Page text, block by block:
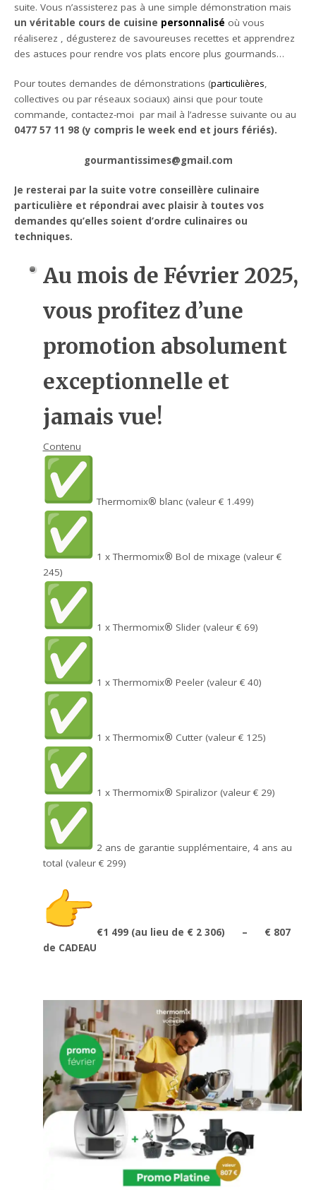
suite. Vous n’assisterez pas à une simple démonstration mais
un véritable cours de cuisine personnalisé où vous
réaliserez , dégusterez de savoureuses recettes et apprendrez
des astuces pour rendre vos plats encore plus gourmands…
Pour toutes demandes de démonstrations (particulières,
collectives ou par réseaux sociaux) ainsi que pour toute
commande, contactez-moi par mail à l’adresse suivante ou au
0477 57 11 98 (y compris le week end et jours fériés).
gourmantissimes@gmail.com
Je resterai par la suite votre conseillère culinaire
particulière et répondrai avec plaisir à toutes vos
demandes qu’elles soient d’ordre culinaires ou
techniques.
Au mois de Février 2025,
vous profitez d’une
promotion absolument
exceptionnelle et
jamais vue!
Contenu
Thermomix® blanc (valeur € 1.499)
1 x Thermomix® Bol de mixage (valeur €
245)
1 x Thermomix® Slider (valeur € 69)
1 x Thermomix® Peeler (valeur € 40)
1 x Thermomix® Cutter (valeur € 125)
1 x Thermomix® Spiralizor (valeur € 29)
2 ans de garantie supplémentaire, 4 ans au
total (valeur € 299)
€1 499 (au lieu de € 2 306) – € 807
de CADEAU